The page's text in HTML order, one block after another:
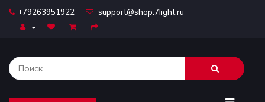
+79263951922 support@shop.7light.ru
Комплектующие